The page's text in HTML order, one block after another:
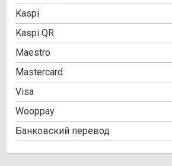
Kaspi
Kaspi QR
Maestro
Mastercard
Visa
Wooppay
Банковский перевод